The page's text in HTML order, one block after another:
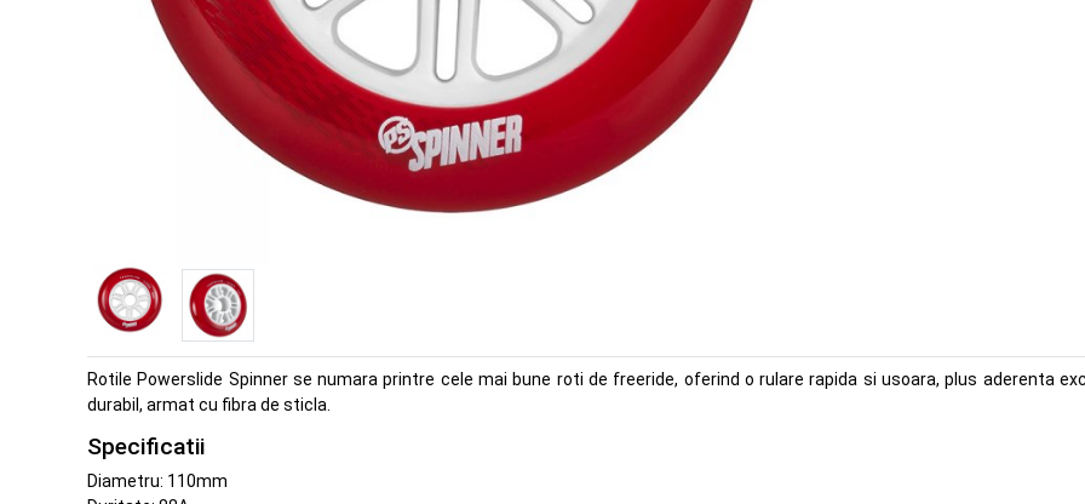
Rotile Powerslide Spinner se numara printre cele mai bune roti de freeride, oferind o rulare rapida si usoara, plus aderenta
durabil, armat cu fibra de sticla.
Specificatii
Diametru: 110mm